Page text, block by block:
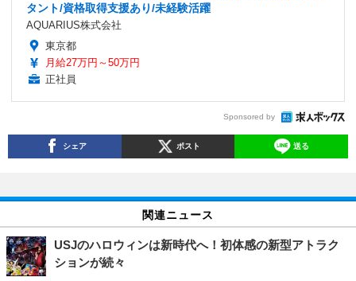
タント/資格取得支援あり/未経験活躍
AQUARIUS株式会社
東京都
月給27万円～50万円
正社員
Sponsored by
シェア ポスト 送る
関連ニュース
USJのハロウィンは新時代へ！初体感の新型アトラク
ションが続々